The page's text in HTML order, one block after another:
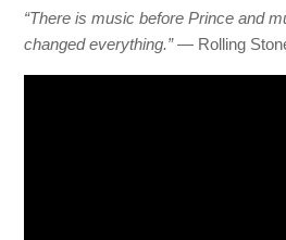
“There is music before Prince and
changed everything.”— Rolling